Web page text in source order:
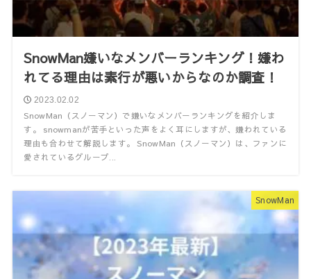
SnowMan嫌いなメンバーランキング！嫌わ
れてる理由は素行が悪いからなのか調査！
2023.02.02
SnowMan（スノーマン）で嫌いなメンバーランキングを紹介しま
す。 snowmanが苦手といった声をよく耳にしますが、嫌われている
理由も合わせて解説します。 SnowMan（スノーマン）は、ファンに
愛されているグループ...
SnowMan